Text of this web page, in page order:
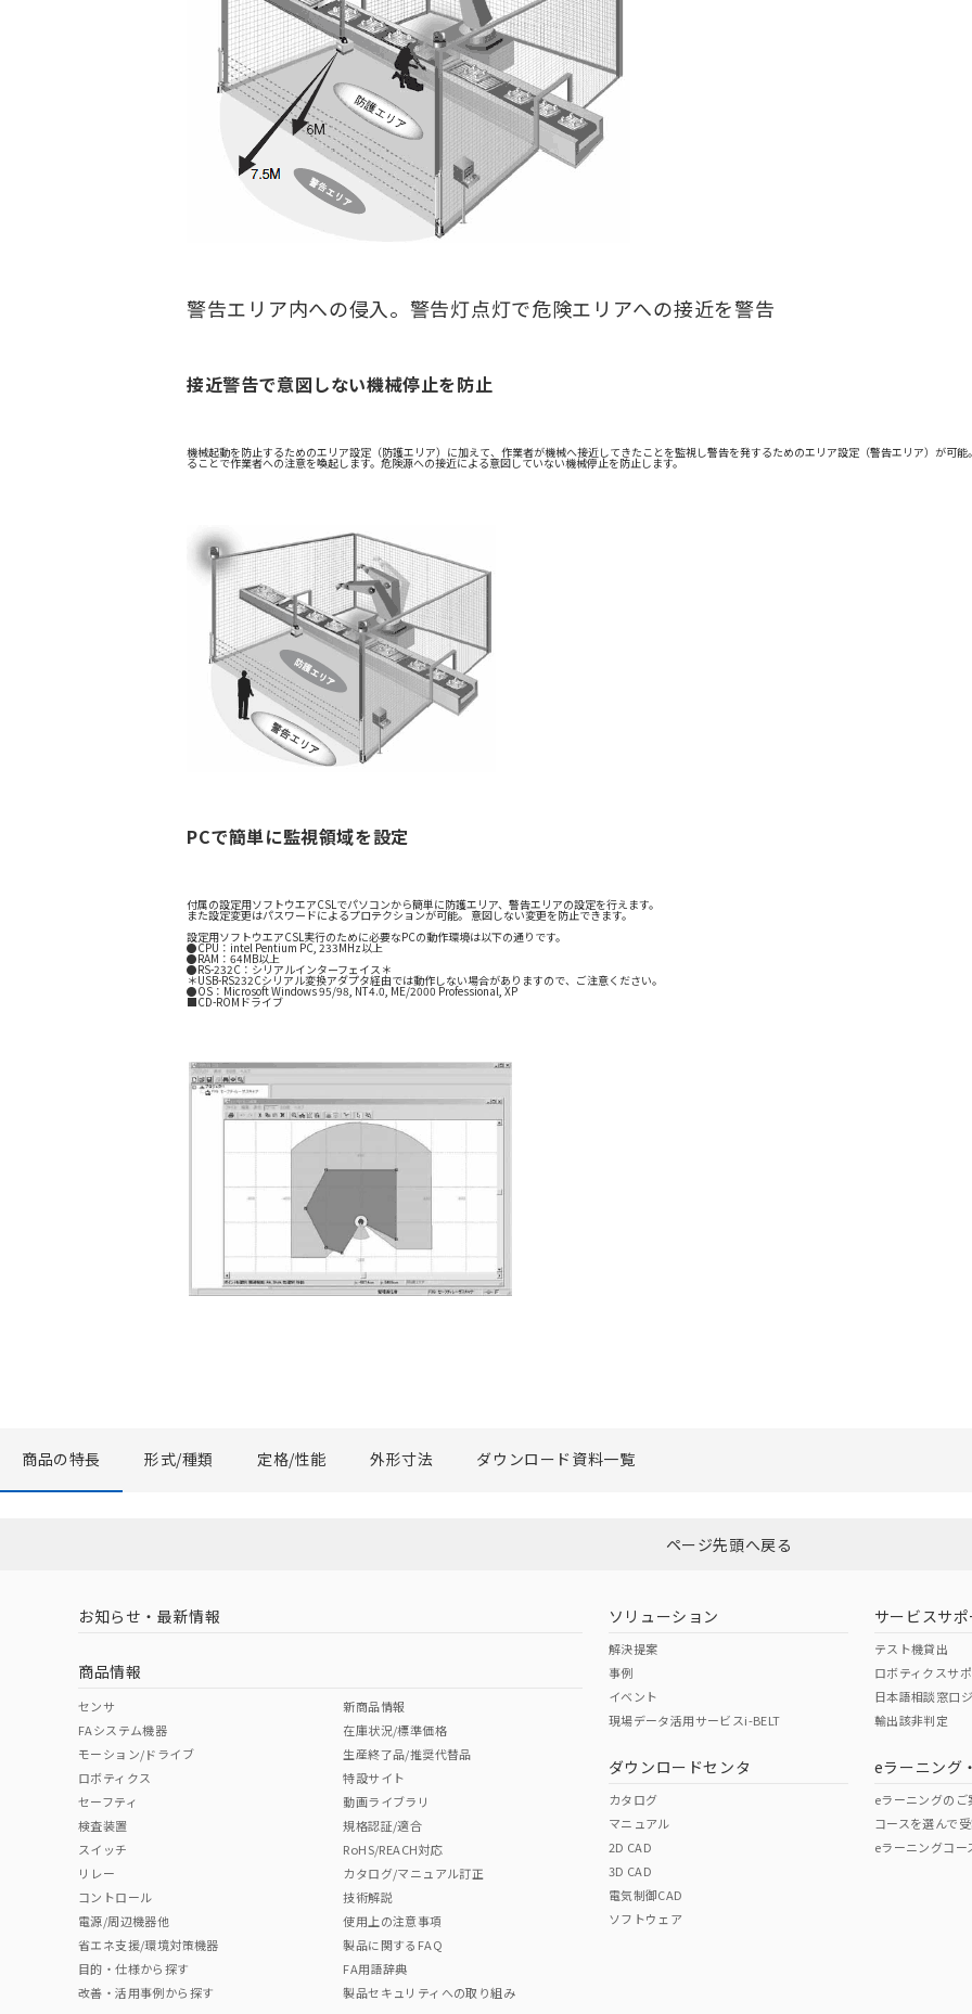
警告エリア内への侵入。警告灯点灯で危険エリアへの接近を警告
接近警告で意図しない機械停止を防止
機械起動を防止するためのエリア設定（防護エリア）に加えて、作業者が機械へ接近してきたことを監視し警告を発するためのエリア設定（警告エリア）が可
ることで作業者への注意を喚起します。危険源への接近による意図していない機械停止を防止します。
PCで簡単に監視領域を設定
付属の設定用ソフトウエアCSLでパソコンから簡単に防護エリア、警告エリアの設定を行えます。
また設定変更はパスワードによるプロテクションが可能。 意図しない変更を防止できます。
設定用ソフトウエアCSL実行のために必要なPCの動作環境は以下の通りです。
●CPU：intel Pentium PC, 233MHz以上
●RAM：64MB以上
●RS-232C：シリアルインターフェイス＊
＊USB-RS232Cシリアル変換アダプタ経由では動作しない場合がありますので、ご注意ください。
●OS：Microsoft Windows 95/98, NT4.0, ME/2000 Professional, XP
■CD-ROMドライブ
商品の特長 形式/種類 定格/性能 外形寸法 ダウンロード資料一覧
ページ先頭へ戻る
お知らせ・最新情報
商品情報
センサ
FAシステム機器
モーション/ドライブ
ロボティクス
セーフティ
検査装置
スイッチ
リレー
コントロール
電源/周辺機器他
省エネ支援/環境対策機器
目的・仕様から探す
改善・活用事例から探す
新商品情報
在庫状況/標準価格
生産終了品/推奨代替品
特設サイト
動画ライブラリ
規格認証/適合
RoHS/REACH対応
カタログ/マニュアル訂正
技術解説
使用上の注意事項
製品に関するFAQ
FA用語辞典
製品セキュリティへの取り組み
ソリューション
解決提案
事例
イベント
現場データ活用サービスi-BELT
ダウンロードセンタ
カタログ
マニュアル
2D CAD
3D CAD
電気制御CAD
ソフトウェア
サービスサポ
テスト機貸出
ロボティクスサ
日本語相談窓口
輸出該非判定
eラーニング
eラーニングのご
コースを選んで
eラーニングコー